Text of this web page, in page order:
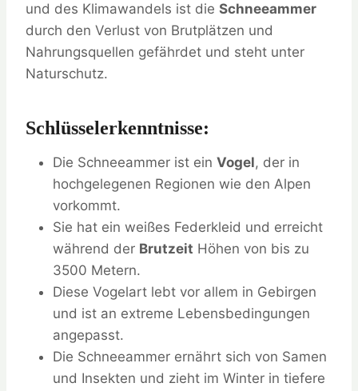
und des Klimawandels ist die Schneeammer
durch den Verlust von Brutplätzen und
Nahrungsquellen gefährdet und steht unter
Naturschutz.
Schlüsselerkenntnisse:
Die Schneeammer ist ein Vogel, der in
hochgelegenen Regionen wie den Alpen
vorkommt.
Sie hat ein weißes Federkleid und erreicht
während der Brutzeit Höhen von bis zu
3500 Metern.
Diese Vogelart lebt vor allem in Gebirgen
und ist an extreme Lebensbedingungen
angepasst.
Die Schneeammer ernährt sich von Samen
und Insekten und zieht im Winter in tiefere